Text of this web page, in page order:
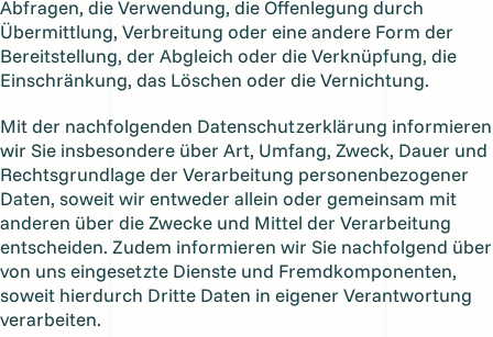
Abfragen, die Verwendung, die Offenlegung durch
Übermittlung, Verbreitung oder eine andere Form der
Bereitstellung, der Abgleich oder die Verknüpfung, die
Einschränkung, das Löschen oder die Vernichtung.
Mit der nachfolgenden Datenschutzerklärung informieren
wir Sie insbesondere über Art, Umfang, Zweck, Dauer und
Rechtsgrundlage der Verarbeitung personenbezogener
Daten, soweit wir entweder allein oder gemeinsam mit
anderen über die Zwecke und Mittel der Verarbeitung
entscheiden. Zudem informieren wir Sie nachfolgend über
von uns eingesetzte Dienste und Fremdkomponenten,
soweit hierdurch Dritte Daten in eigener Verantwortung
verarbeiten.